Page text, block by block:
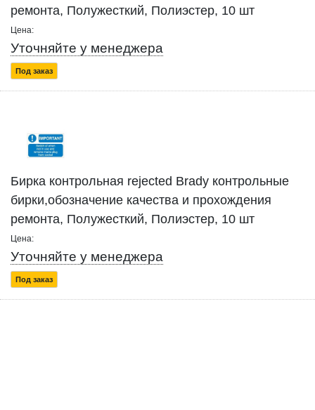
ремонта, Полужесткий, Полиэстер, 10 шт
Цена:
Уточняйте у менеджера
Под заказ
Бирка контрольная rejected Brady контрольные
бирки,обозначение качества и прохождения
ремонта, Полужесткий, Полиэстер, 10 шт
Цена:
Уточняйте у менеджера
Под заказ